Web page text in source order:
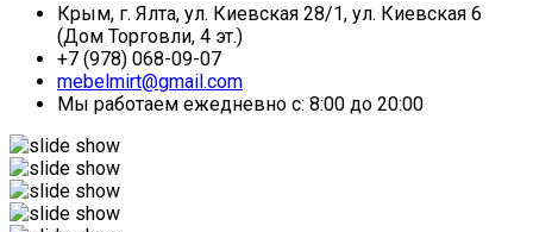
Крым, г. Ялта, ул. Киевская 28/1, ул. Киевская 6
(Дом Торговли, 4 эт.)
+7 (978) 068-09-07
mebelmirt@gmail.com
Мы работаем ежедневно с: 8:00 до 20:00